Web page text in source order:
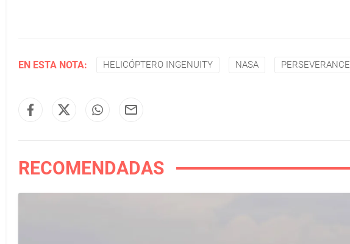
EN ESTA NOTA: HELICÓPTERO INGENUITY NASA PERSEVERANCE
RECOMENDADAS